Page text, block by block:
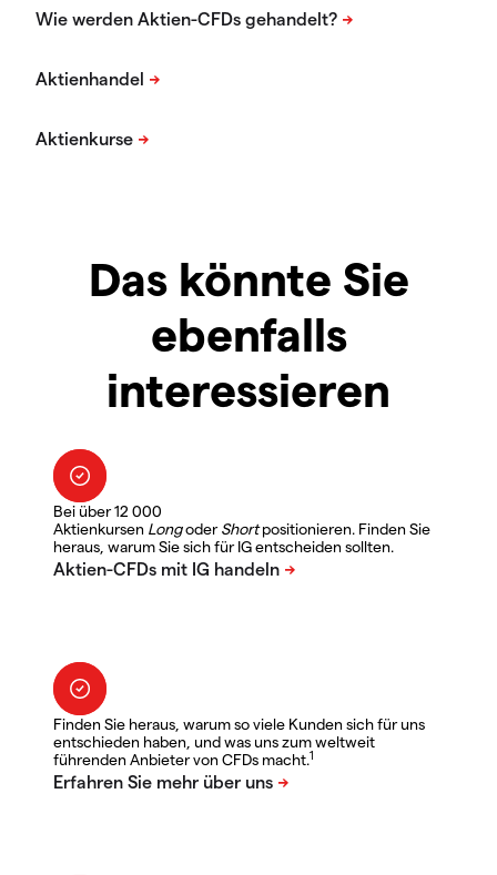
Das könnte Sie
ebenfalls
interessieren
Bei über 12 000
Aktienkursen LongoderShortpositionieren. Finden Sie
heraus, warum Sie sich für IG entscheiden sollten.
Finden Sie heraus, warum so viele Kunden sich für uns
entschieden haben, und was uns zum weltweit
führenden Anbieter von CFDs macht.1